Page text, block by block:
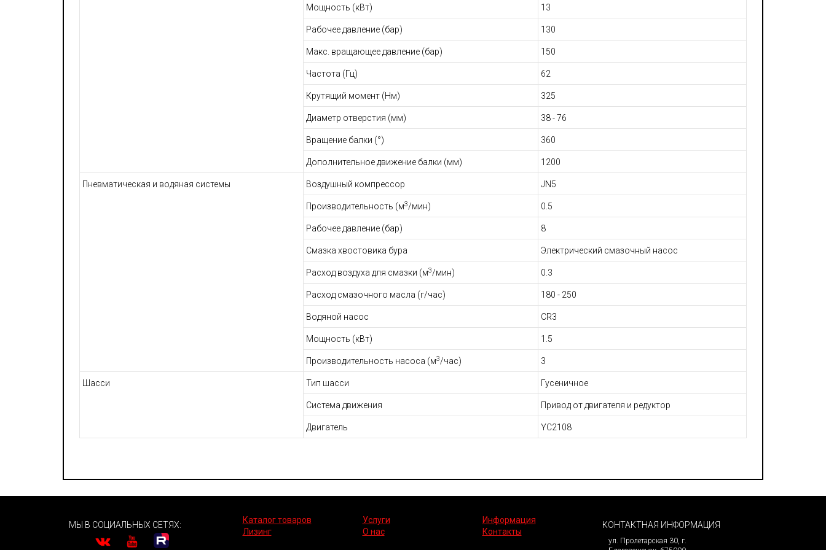
Мощность (кВт) 13
Рабочее давление (бар) 130
Макс. вращающее давление (бар) 150
Частота (Гц) 62
Крутящий момент (Нм) 325
Диаметр отверстия (мм) 38 - 76
Вращение балки (°) 360
Дополнительное движение балки (мм) 1200
Пневматическая и водяная системы Воздушный компрессор JN5
Производительность (м3/мин) 0.5
Рабочее давление (бар) 8
Смазка хвостовика бура Электрический смазочный насос
Расход воздуха для смазки (м3/мин) 0.3
Расход смазочного масла (г/час) 180 - 250
Водяной насос CR3
Мощность (кВт) 1.5
Производительность насоса (м3/час) 3
Шасси Тип шасси Гусеничное
Система движения Привод от двигателя и редуктор
Двигатель YC2108
МЫ В СОЦИАЛЬНЫХ СЕТЯХ: Каталог товаров Услуги
Информация
Лизинг
О нас Контакты
КОНТАКТНАЯ ИНФОРМАЦИЯ
ул. Пролетарская 30, г.